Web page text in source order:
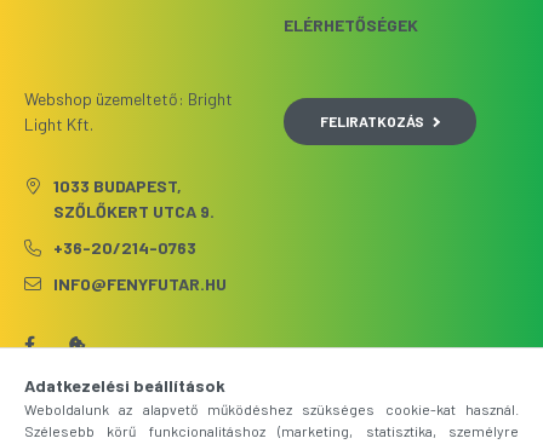
ELÉRHETŐSÉGEK
Webshop üzemeltető: Bright
Light Kft.
1033 BUDAPEST,
SZŐLŐKERT UTCA 9.
+36-20/214-0763
INFO@FENYFUTAR.HU
FELIRATKOZÁS
Adatkezelési beállítások
Weboldalunk az alapvető működéshez szükséges cookie-kat használ.
Szélesebb körű funkcionalitáshoz (marketing, statisztika, személyre